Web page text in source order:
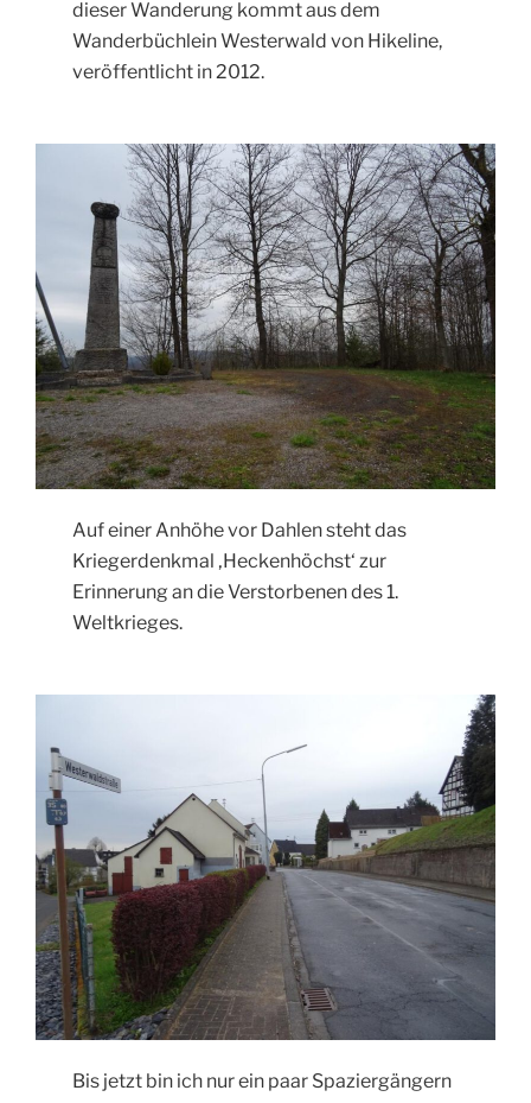
dieser Wanderung kommt aus dem
Wanderbüchlein Westerwald von Hikeline,
veröffentlicht in 2012.
Auf einer Anhöhe vor Dahlen steht das
Kriegerdenkmal ‚Heckenhöchst‘ zur
Erinnerung an die Verstorbenen des 1.
Weltkrieges.
Bis jetzt bin ich nur ein paar Spaziergängern